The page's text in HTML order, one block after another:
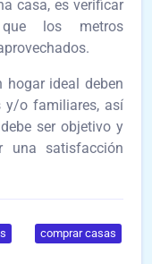
casa, es verificar
los metros
hogar ideal deben
y/o familiares, así
ser objetivo y
una satisfacción
comprar casas